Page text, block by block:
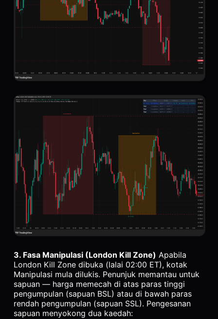
3. Fasa Manipulasi (London Kill Zone) Apabila
London Kill Zone dibuka (lalai 02:00 ET), kotak
Manipulasi mula dilukis. Penunjuk memantau untuk
sapuan — harga memecah di atas paras tinggi
pengumpulan (sapuan BSL) atau di bawah paras
rendah pengumpulan (sapuan SSL). Pengesanan
sapuan menyokong dua kaedah: